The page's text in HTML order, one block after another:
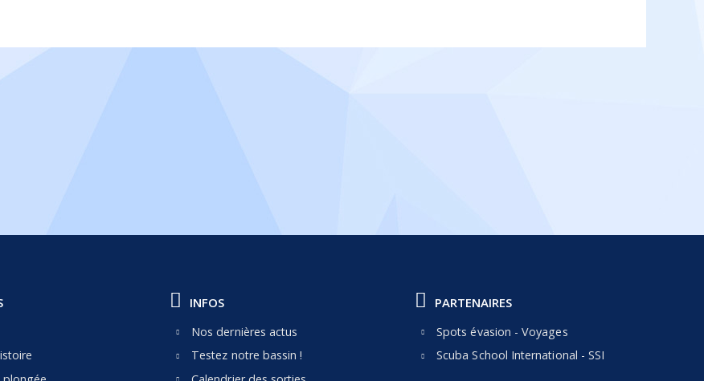
INFOS
Nos dernières actus
Testez notre bassin !
PARTENAIRES
Spots évasion - Voyages
Scuba School International - SSI